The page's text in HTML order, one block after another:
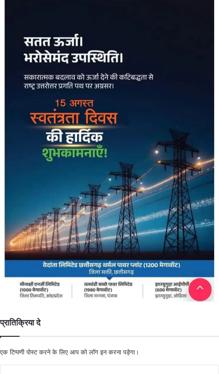
प्रातिक्रिया दे
एक टिप्पणी पोस्ट करने के लिए आप कोलॉग इनकरना पड़ेगा।